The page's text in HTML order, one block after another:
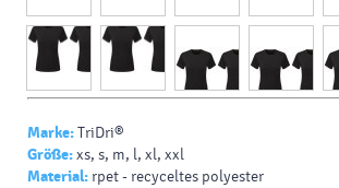
Marke:TriDri®
Größe:xs, s, m, l, xl, xxl
Material: rpet - recyceltes polyester